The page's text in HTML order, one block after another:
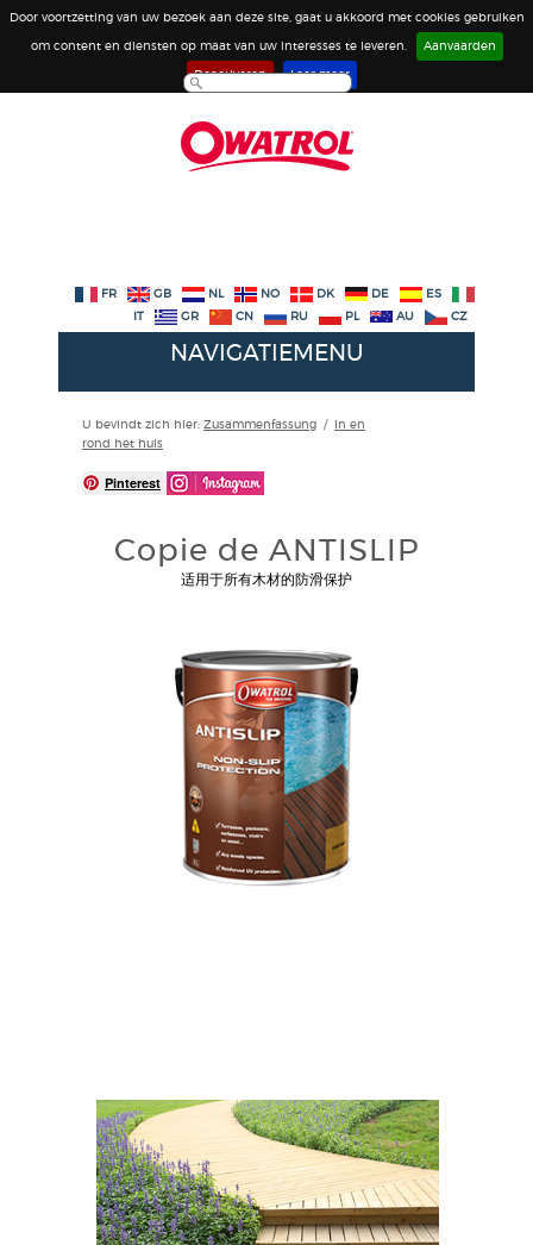
Door voortzetting van uw bezoek aan deze site, gaat u akkoord met cookies gebruiken
om content en diensten op maat van uw interesses te leveren. Aanvaarden
Deactiveren Leer meer
FR GB NL NO DK DE
ES
IT
GR CN RU PL AU CZ
NAVIGATIEMENU
U bevindt zich hier: Zusammenfassung /
In en
rond het huis
Pinterest
Copie de ANTISLIP
适用于所有木材的防滑保护